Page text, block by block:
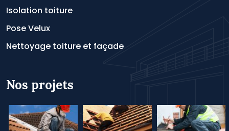
Isolation toiture
Pose Velux
Nettoyage toiture et façade
Nos projets